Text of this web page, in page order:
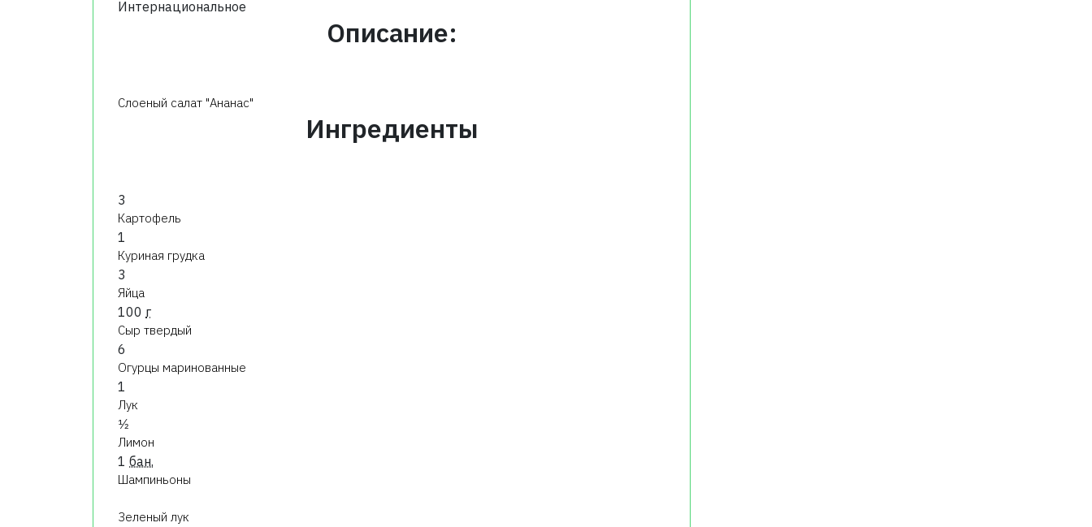
Интернациональное
Описание:
Слоеный салат "Ананас"
Ингредиенты
3
Картофель
1
Куриная грудка
3
Яйца
100 г
Сыр твердый
6
Огурцы маринованные
1
Лук
1⁄2
Лимон
1 бан.
Шампиньоны
Зеленый лук